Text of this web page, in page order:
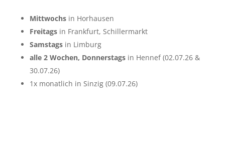
Mittwochsin Horhausen
Freitagsin Frankfurt, Schillermarkt
Samstagsin Limburg
alle 2 Wochen, Donnerstagsin Hennef (02.07.26 &
30.07.26)
1x monatlich in Sinzig (09.07.26)